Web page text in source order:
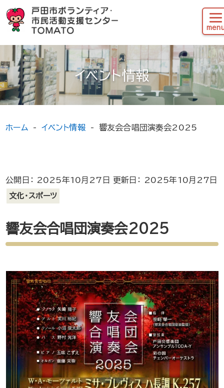
イベント情報
ホーム イベント情報 響友会合唱団演奏会2025
公開日： 2025年10月27日 更新日： 2025年10月27日
文化・スポーツ
響友会合唱団演奏会2025